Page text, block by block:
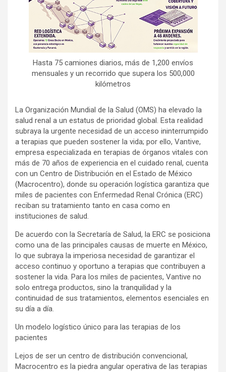
Hasta 75 camiones diarios, más de 1,200 envíos
mensuales y un recorrido que supera los 500,000
kilómetros
La Organización Mundial de la Salud (OMS) ha elevado la
salud renal a un estatus de prioridad global. Esta realidad
subraya la urgente necesidad de un acceso ininterrumpido
a terapias que pueden sostener la vida; por ello, Vantive,
empresa especializada en terapias de órganos vitales con
más de 70 años de experiencia en el cuidado renal, cuenta
con un Centro de Distribución en el Estado de México
(Macrocentro), donde su operación logística garantiza que
miles de pacientes con Enfermedad Renal Crónica (ERC)
reciban su tratamiento tanto en casa como en
instituciones de salud.
De acuerdo con la Secretaría de Salud, la ERC se posiciona
como una de las principales causas de muerte en México,
lo que subraya la imperiosa necesidad de garantizar el
acceso continuo y oportuno a terapias que contribuyen a
sostener la vida. Para los miles de pacientes, Vantive no
solo entrega productos, sino la tranquilidad y la
continuidad de sus tratamientos, elementos esenciales en
su día a día.
Un modelo logístico único para las terapias de los
pacientes
Lejos de ser un centro de distribución convencional,
Macrocentro es la piedra angular operativa de las terapias